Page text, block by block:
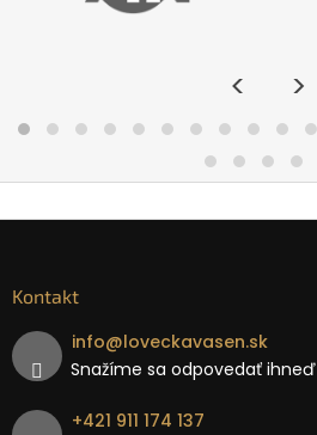
< >
Kontakt
info@loveckavasen.sk
Snažíme sa odpovedať ihneď
+421 911 174 137